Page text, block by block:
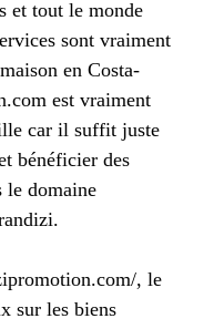
et tout le monde
sont vraiment
en Costa-
est vraiment
car il suffit juste
bénéficier des
le domaine
, le
sur les biens